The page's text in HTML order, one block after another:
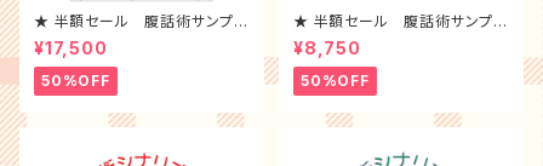
★ 半額セール 腹話術サンプル
台本10冊 （ 1~10 ）全セット
¥17,500
50%OFF
★ 半額セール 腹話術サンプル
台本 5冊 （1~5）Aセット
¥8,750
50%OFF